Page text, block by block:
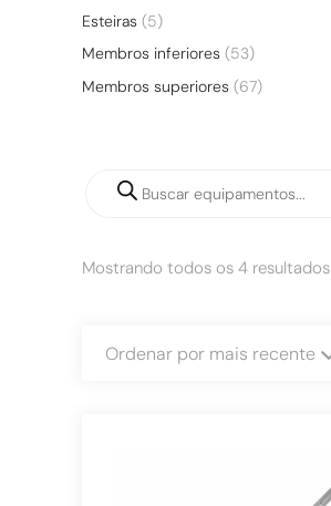
Mostrando todos os 4 resultados
Ordenar por mais recente
Esteiras (5)
Membros inferiores (53)
Membros superiores (67)